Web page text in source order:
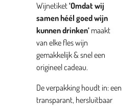
Wijnetiket‘Omdat wij
samen héél goed wijn
kunnen drinken‘ maakt
van elke fles wijn
gemakkelijk & snel een
origineel cadeau.
De verpakking houdt in: een
transparant, hersluitbaar